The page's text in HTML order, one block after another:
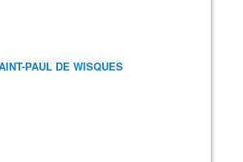
PAUL DE WISQUES